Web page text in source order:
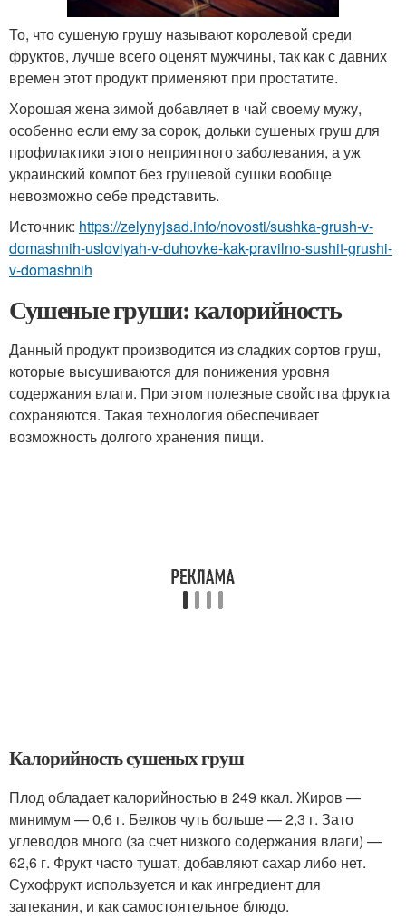
То, что сушеную грушу называют королевой среди
фруктов, лучше всего оценят мужчины, так как с давних
времен этот продукт применяют при простатите.
Хорошая жена зимой добавляет в чай своему мужу,
особенно если ему за сорок, дольки сушеных груш для
профилактики этого неприятного заболевания, а уж
украинский компот без грушевой сушки вообще
невозможно себе представить.
Источник: https://zelynyjsad.info/novosti/sushka-grush-v-
domashnih-usloviyah-v-duhovke-kak-pravilno-sushit-grushi-
v-domashnih
Сушеные груши: калорийность
Данный продукт производится из сладких сортов груш,
которые высушиваются для понижения уровня
содержания влаги. При этом полезные свойства фрукта
сохраняются. Такая технология обеспечивает
возможность долгого хранения пищи.
Калорийность сушеных груш
Плод обладает калорийностью в 249 ккал. Жиров —
минимум — 0,6 г. Белков чуть больше — 2,3 г. Зато
углеводов много (за счет низкого содержания влаги) —
62,6 г. Фрукт часто тушат, добавляют сахар либо нет.
Сухофрукт используется и как ингредиент для
запекания, и как самостоятельное блюдо.